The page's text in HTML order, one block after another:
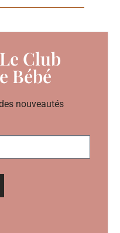
Club
Bébé
nouveautés